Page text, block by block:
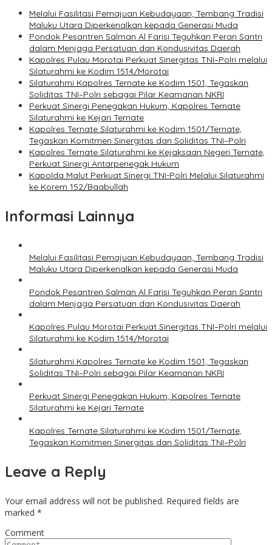
Melalui Fasilitasi Pemajuan Kebudayaan, Tembang Tradisi
Maluku Utara Diperkenalkan kepada Generasi Muda
Pondok Pesantren Salman Al Farisi Teguhkan Peran Santri
dalam Menjaga Persatuan dan Kondusivitas Daerah
Kapolres Pulau Morotai Perkuat Sinergitas TNI–Polri melalui
Silaturahmi ke Kodim 1514/Morotai
Silaturahmi Kapolres Ternate ke Kodim 1501, Tegaskan
Soliditas TNI–Polri sebagai Pilar Keamanan NKRI
Perkuat Sinergi Penegakan Hukum, Kapolres Ternate
Silaturahmi ke Kejari Ternate
Kapolres Ternate Silaturahmi ke Kodim 1501/Ternate,
Tegaskan Komitmen Sinergitas dan Soliditas TNI–Polri
Kapolres Ternate Silaturahmi ke Kejaksaan Negeri Ternate,
Perkuat Sinergi Antarpenegak Hukum
Kapolda Malut Perkuat Sinergi TNI-Polri Melalui Silaturahmi
ke Korem 152/Baabullah
Informasi Lainnya
Melalui Fasilitasi Pemajuan Kebudayaan, Tembang Tradisi
Maluku Utara Diperkenalkan kepada Generasi Muda
Pondok Pesantren Salman Al Farisi Teguhkan Peran Santri
dalam Menjaga Persatuan dan Kondusivitas Daerah
Kapolres Pulau Morotai Perkuat Sinergitas TNI–Polri melalui
Silaturahmi ke Kodim 1514/Morotai
Silaturahmi Kapolres Ternate ke Kodim 1501, Tegaskan
Soliditas TNI–Polri sebagai Pilar Keamanan NKRI
Perkuat Sinergi Penegakan Hukum, Kapolres Ternate
Silaturahmi ke Kejari Ternate
Kapolres Ternate Silaturahmi ke Kodim 1501/Ternate,
Tegaskan Komitmen Sinergitas dan Soliditas TNI–Polri
Leave a Reply
Your email address will not be published. Required fields are
marked *
Comment